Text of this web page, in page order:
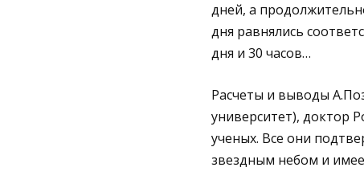
дней, а
дня равнялись
дня и 30 часов…
Расчеты и выводы
университет), доктор
ученых. Все они
звездным небом и